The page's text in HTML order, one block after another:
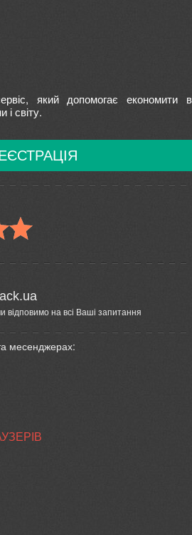
який допомогає економити в
і світу.
відповимо на всі Ваші запитання
месенджерах: